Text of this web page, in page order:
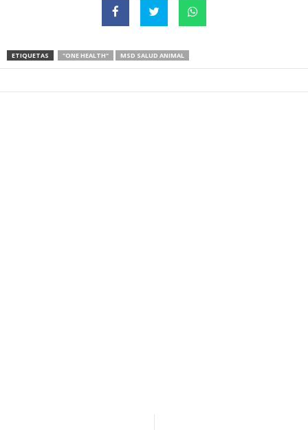
ETIQUETAS "ONE HEALTH" MSD SALUD ANIMAL